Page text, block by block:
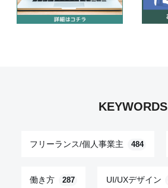
KEYWORDS
フリーランス/個人事業主 484
働き方 287 UI/UXデザイン